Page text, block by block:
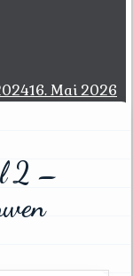
16. Mai 2026
2 –